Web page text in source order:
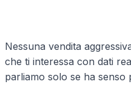
Nessuna vendita
che ti interessa con dati
parliamo solo se ha senso